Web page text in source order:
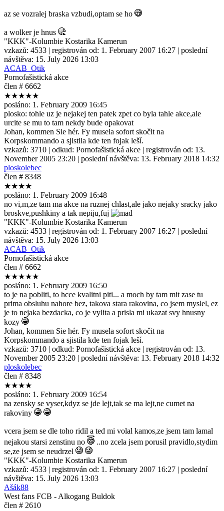
az se vozralej braska vzbudi,optam se ho
a wolker je hnus
"KKK"-Kolumbie Kostarika Kamerun
vzkazů: 4533 | registrován od: 1. February 2007 16:27 | poslední
návštěva: 15. July 2026 13:03
ACAB_Otik
Pornofašistická akce
člen # 6662
★★★★★
posláno: 1. February 2009 16:45
plosko: tohle uz je nejakej ten patek zpet co byla tahle akce,ale
urcite se mu to tam nekdy bude opakovat
Johan, kommen Sie hér. Fy musela sofort skočit na
Korpskommando a sjistila kde ten fojak leší.
vzkazů: 3710 | odkud: Pornofašistická akce | registrován od: 13.
November 2005 23:20 | poslední návštěva: 13. February 2018 14:32
ploskolebec
člen # 8348
★★★★
posláno: 1. February 2009 16:48
no vi,m,ze tam ma akce na ruznej chlast,ale jako nejaky sracky jako
broskve,pushkiny a tak nepiju,fuj
"KKK"-Kolumbie Kostarika Kamerun
vzkazů: 4533 | registrován od: 1. February 2007 16:27 | poslední
návštěva: 15. July 2026 13:03
ACAB_Otik
Pornofašistická akce
člen # 6662
★★★★★
posláno: 1. February 2009 16:50
to je na pobliti, to hcce kvalitni piti... a moch by tam mit zase tu
prima obsluhu nahore bez, takova stara rakovina, co jsem myslel, ez
je to nejaka bezdacka, co je vylita a prisla mi ukazat svy hnusny
kozy
Johan, kommen Sie hér. Fy musela sofort skočit na
Korpskommando a sjistila kde ten fojak leší.
vzkazů: 3710 | odkud: Pornofašistická akce | registrován od: 13.
November 2005 23:20 | poslední návštěva: 13. February 2018 14:32
ploskolebec
člen # 8348
★★★★
posláno: 1. February 2009 16:54
na zensky se vyser,kdyz se jde lejt,tak se ma lejt,ne cumet na
rakoviny
vcera jsem se dle toho ridil a ted mi volal kamos,ze jsem tam lamal
nejakou starsi zenstinu no
..no zcela jsem porusil pravidlo,stydim
se,ze jsem se neudrzel
"KKK"-Kolumbie Kostarika Kamerun
vzkazů: 4533 | registrován od: 1. February 2007 16:27 | poslední
návštěva: 15. July 2026 13:03
Ašák88
West fans FCB - Alkogang Buldok
člen # 2610